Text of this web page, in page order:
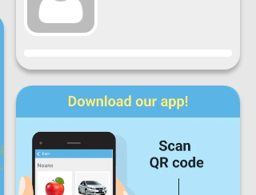
Kemajuan
Isnin Rabu Kha